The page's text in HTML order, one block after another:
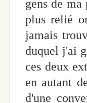
gens de
plus relié
jamais
duquel j'ai
ces deux
en autant
d'une